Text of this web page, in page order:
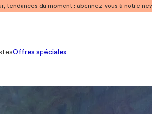
tendances du moment : abonnez-vous à notre
Offres spéciales